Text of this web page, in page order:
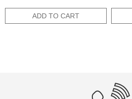
50,00€.30,00€.
ADD TO CART